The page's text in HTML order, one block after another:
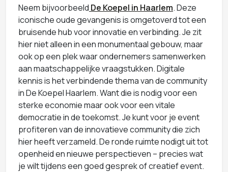
Neem bijvoorbeeld De Koepel in Haarlem. Deze
iconische oude gevangenis is omgetoverd tot een
bruisende hub voor innovatie en verbinding. Je zit
hier niet alleen in een monumentaal gebouw, maar
ook op een plek waar ondernemers samenwerken
aan maatschappelijke vraagstukken. Digitale
kennis is het verbindende thema van de community
in De Koepel Haarlem. Want die is nodig voor een
sterke economie maar ook voor een vitale
democratie in de toekomst. Je kunt voor je event
profiteren van de innovatieve community die zich
hier heeft verzameld. De ronde ruimte nodigt uit tot
openheid en nieuwe perspectieven – precies wat
je wilt tijdens een goed gesprek of creatief event.